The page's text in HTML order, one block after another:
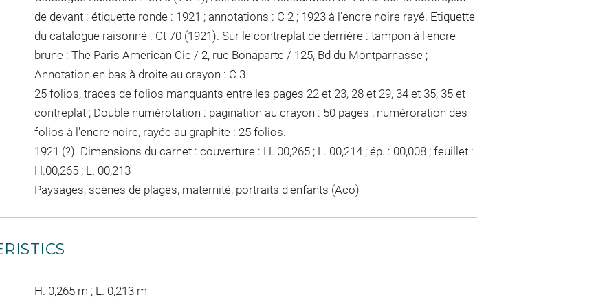
de devant : étiquette ronde : 1921 ; annotations : C 2 ; 1923 à l'encre noire rayé. Etiquette
du catalogue raisonné : Ct 70 (1921). Sur le contreplat de derrière : tampon à l'encre
brune : The Paris American Cie / 2, rue Bonaparte / 125, Bd du Montparnasse ;
Annotation en bas à droite au crayon : C 3.
25 folios, traces de folios manquants entre les pages 22 et 23, 28 et 29, 34 et 35, 35 et
contreplat ; Double numérotation : pagination au crayon : 50 pages ; numéroration des
folios à l'encre noire, rayée au graphite : 25 folios.
1921 (?). Dimensions du carnet : couverture : H. 00,265 ; L. 00,214 ; ép. : 00,008 ; feuillet :
H.00,265 ; L. 00,213
Paysages, scènes de plages, maternité, portraits d'enfants (Aco)
H. 0,265 m ; L. 0,213 m